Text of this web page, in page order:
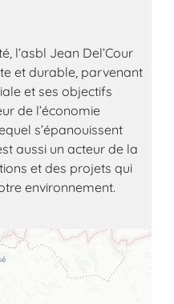
l’asbl Jean Del’Cour
et durable, parvenant
et ses objectifs
de l’économie
s’épanouissent
aussi un acteur de la
et des projets qui
environnement.